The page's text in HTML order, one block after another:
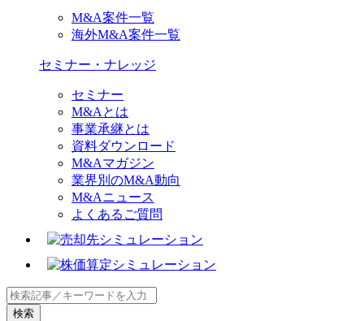
M&A案件一覧
海外M&A案件一覧
セミナー・ナレッジ
セミナー
M&Aとは
事業承継とは
資料ダウンロード
M&Aマガジン
業界別のM&A動向
M&Aニュース
よくあるご質問